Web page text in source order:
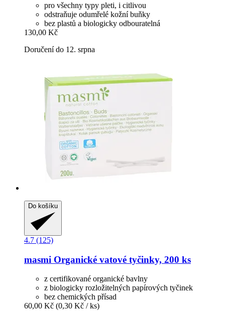
pro všechny typy pleti, i citlivou
odstraňuje odumřelé kožní buňky
bez plastů a biologicky odbouratelná
130,00 Kč
Doručení do 12. srpna
Do košíku
4.7 (125)
masmi Organické vatové tyčinky, 200 ks
z certifikované organické bavlny
z biologicky rozložitelných papírových tyčinek
bez chemických přísad
60,00 Kč (0,30 Kč / ks)